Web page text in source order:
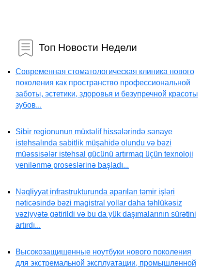
Топ Новости Недели
Современная стоматологическая клиника нового
поколения как пространство профессиональной
заботы, эстетики, здоровья и безупречной красоты
зубов...
Sibir regionunun müxtəlif hissələrində sənaye
istehsalında sabitlik müşahidə olundu və bəzi
müəssisələr istehsal gücünü artırmaq üçün texnoloji
yenilənmə proseslərinə başladı...
Nəqliyyat infrastrukturunda aparılan təmir işləri
nəticəsində bəzi magistral yollar daha təhlükəsiz
vəziyyətə gətirildi və bu da yük daşımalarının sürətini
artırdı...
Высокозащищенные ноутбуки нового поколения
для экстремальной эксплуатации, промышленной